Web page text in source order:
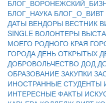
БЛОГ_НАУКА БЛОГ_О_ВИВТ
ДАТЫ ВЕНДОРЫ ВЕСТНИК
SINGLE ВОЛОНТЕРЫ
МОЕГО РОДНОГО КРАЯ
ГОРОДА ДЕНЬ ОТКРЫТЫХ
ДОБРОВОЛЬЧЕСТВО ДОД
ОБРАЗОВАНИЕ ЗАКУПКИ
ИНОСТРАННЫЕ СТУДЕНТЫ
ИНТЕРЕСНЫЕ ФАКТЫ